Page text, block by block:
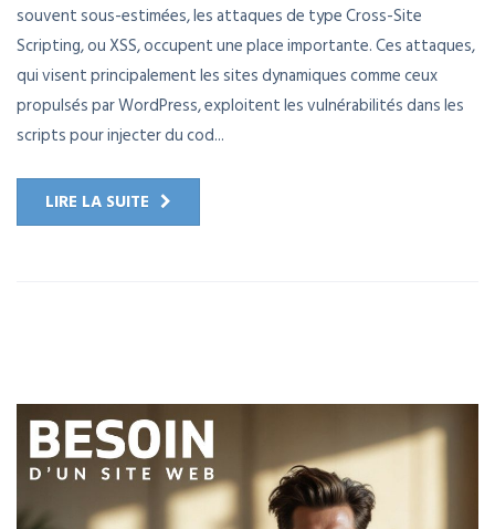
souvent sous-estimées, les attaques de type Cross-Site
Scripting, ou XSS, occupent une place importante. Ces attaques,
qui visent principalement les sites dynamiques comme ceux
propulsés par WordPress, exploitent les vulnérabilités dans les
scripts pour injecter du cod...
LIRE LA SUITE